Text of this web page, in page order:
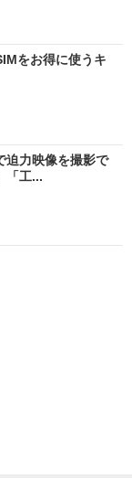
をお得に使うキ
迫力映像を撮影で
「工...